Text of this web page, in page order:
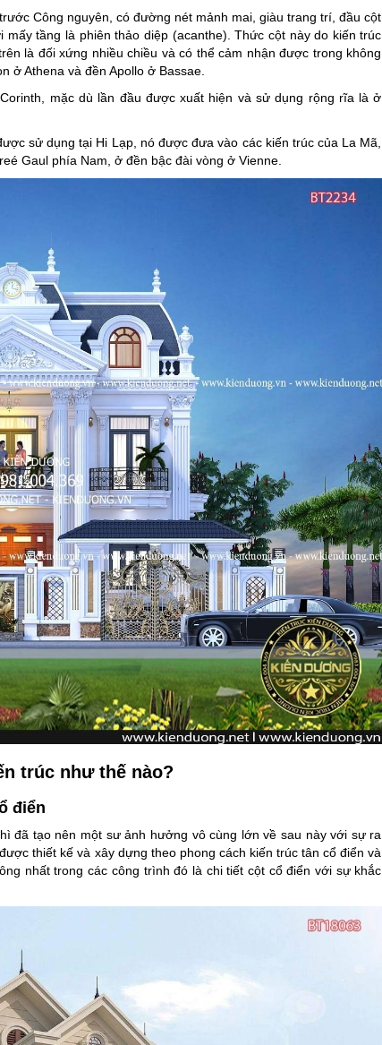
Công nguyên, có đường nét mảnh mai, giàu trang trí, đầu cột
tầng là phiên thảo diệp (acanthe). Thức cột này do kiến trúc
là đối xứng nhiều chiều và có thể cảm nhận được trong không
ở Athena và đền Apollo ở Bassae.
mặc dù lần đầu được xuất hiện và sử dụng rộng rĩa là ở
sử dụng tại Hi Lạp, nó được đưa vào các kiến trúc của La Mã,
Gaul phía Nam, ở đền bậc đài vòng ở Vienne.
trúc như thế nào?
điển
đã tạo nên một sư ảnh hưởng vô cùng lớn về sau này với sự ra
thiết kế và xây dựng theo phong cách kiến trúc tân cổ điển và
nhất trong các công trình đó là chi tiết cột cổ điển với sự khắc